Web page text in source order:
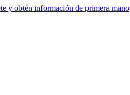
y obtén información de primera mano